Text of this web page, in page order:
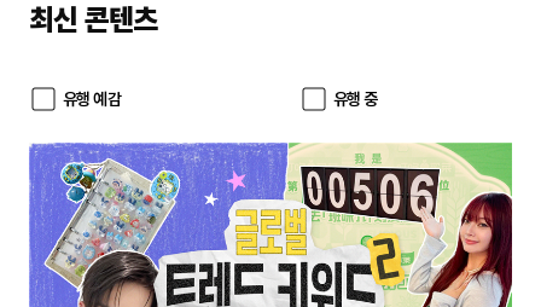
최신 콘텐츠
유행 예감 유행 중